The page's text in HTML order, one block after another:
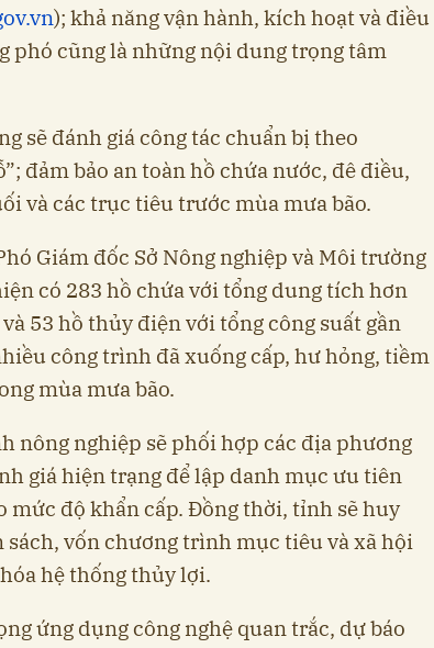
); khả năng vận hành, kích hoạt và điều
phó cũng là những nội dung trọng tâm
sẽ đánh giá công tác chuẩn bị theo
đảm bảo an toàn hồ chứa nước, đê điều,
và các trục tiêu trước mùa mưa bão.
Giám đốc Sở Nông nghiệp và Môi trường
có 283 hồ chứa với tổng dung tích hơn
53 hồ thủy điện với tổng công suất gần
công trình đã xuống cấp, hư hỏng, tiềm
mùa mưa bão.
nông nghiệp sẽ phối hợp các địa phương
giá hiện trạng để lập danh mục ưu tiên
mức độ khẩn cấp. Đồng thời, tỉnh sẽ huy
sách, vốn chương trình mục tiêu và xã hội
hệ thống thủy lợi.
ứng dụng công nghệ quan trắc, dự báo